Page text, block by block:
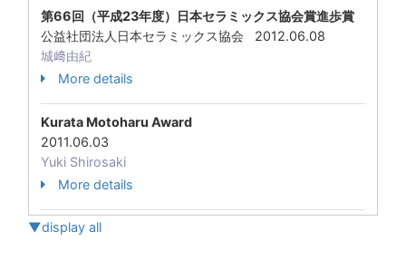
第66回（平成23年度）日本セラミックス協会賞進歩賞
公益社団法人日本セラミックス協会 2012.06.08
城﨑由紀
More details
Kurata Motoharu Award
2011.06.03
Yuki Shirosaki
More details
▼display all